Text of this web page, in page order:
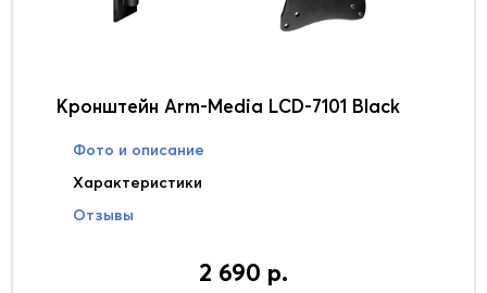
Кронштейн Arm-Media LCD-7101 Black
Фото и описание
Характеристики
Отзывы
2 690 р.